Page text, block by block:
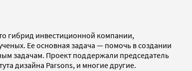
гибрид инвестиционной компании,
Ее основная задача — помочь в создании
задачам. Проект поддержали председатель
дизайна Parsons, и многие другие.